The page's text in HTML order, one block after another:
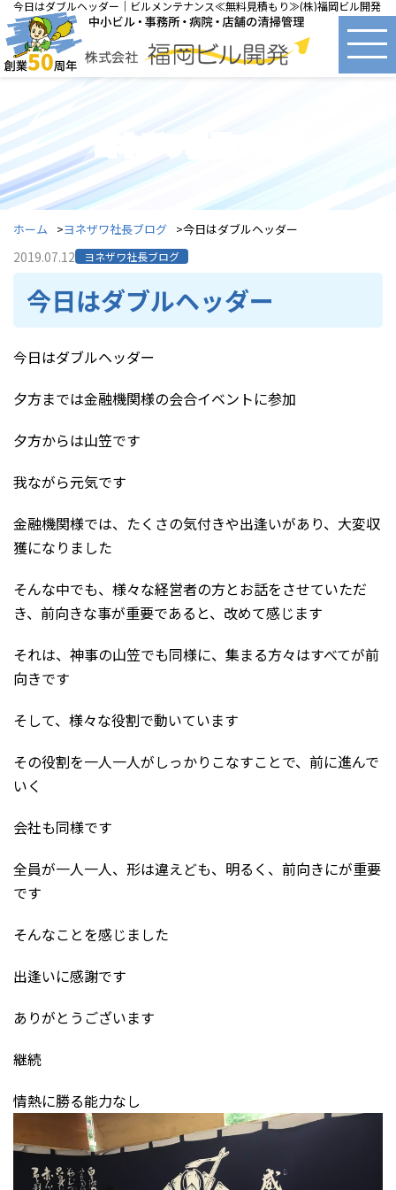
今日はダブルヘッダー｜ビルメンテナンス≪無料見積もり≫(株)福岡ビル開発
ヨネザワ社長ブログ
ホーム ヨネザワ社長ブログ 今日はダブルヘッダー
2019.07.12 ヨネザワ社長ブログ
今日はダブルヘッダー
今日はダブルヘッダー
夕方までは金融機関様の会合イベントに参加
夕方からは山笠です
我ながら元気です
金融機関様では、たくさの気付きや出逢いがあり、大変収
獲になりました
そんな中でも、様々な経営者の方とお話をさせていただ
き、前向きな事が重要であると、改めて感じます
それは、神事の山笠でも同様に、集まる方々はすべてが前
向きです
そして、様々な役割で動いています
その役割を一人一人がしっかりこなすことで、前に進んで
いく
会社も同様です
全員が一人一人、形は違えども、明るく、前向きにが重要
です
そんなことを感じました
出逢いに感謝です
ありがとうございます
継続
情熱に勝る能力なし